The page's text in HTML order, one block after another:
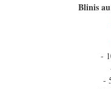
Blinis
-
-